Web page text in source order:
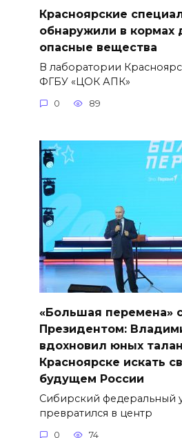
Красноярские
обнаружили в кормах
опасные вещества
В лаборатории
ФГБУ «ЦОК АПК»
0 89
«Большая перемена»
Президентом:
вдохновил юных
Красноярске искать
будущем России
Сибирский федеральный
превратился в центр
0 74